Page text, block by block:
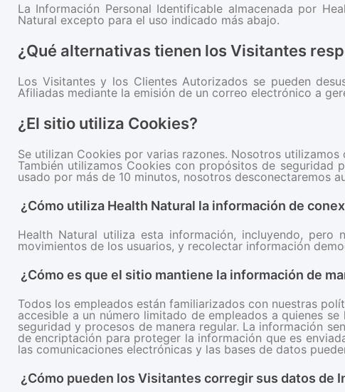
La Información Personal Identificable almacenada por
Natural excepto para el uso indicado más abajo.
¿Qué alternativas tienen los Visitantes
Los Visitantes y los Clientes Autorizados se pueden
Afiliadas mediante la emisión de un correo electrónico a
¿El sitio utiliza Cookies?
Se utilizan Cookies por varias razones. Nosotros
También utilizamos Cookies con propósitos de
usado por más de 10 minutos, nosotros desconectaremos
¿Cómo utiliza Health Natural la información de
Health Natural utiliza esta información, incluyendo,
movimientos de los usuarios, y recolectar información
¿Cómo es que el sitio mantiene la información de
Todos los empleados están familiarizados con nuestras
accesible a un número limitado de empleados a quienes
seguridad y procesos de manera regular. La información
de encriptación para proteger la información que es
las comunicaciones electrónicas y las bases de datos
¿Cómo pueden los Visitantes corregir sus datos de